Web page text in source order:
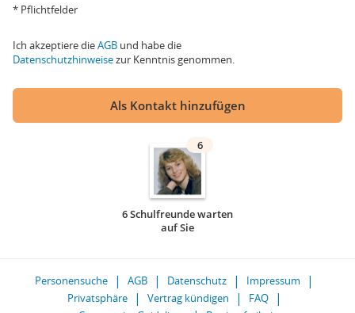
* Pflichtfelder
Ich akzeptiere dieAGB und habe die
Datenschutzhinweisezur Kenntnis genommen.
Als Kontakt hinzufügen
6
6 Schulfreunde warten
auf Sie
Personensuche AGB Datenschutz
Impressum
Privatsphäre
Vertrag kündigen
FAQ